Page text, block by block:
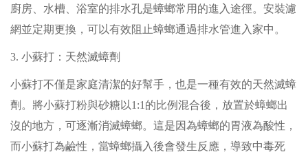
廚房、水槽、浴室的排水孔是蟑螂常用的進入途徑。安裝濾
網並定期更換，可以有效阻止蟑螂通過排水管進入家中。
3. 小蘇打：天然滅蟑劑
小蘇打不僅是家庭清潔的好幫手，也是一種有效的天然滅蟑
劑。將小蘇打粉與砂糖以1:1的比例混合後，放置於蟑螂出
沒的地方，可逐漸消滅蟑螂。這是因為蟑螂的胃液為酸性，
而小蘇打為鹼性，當蟑螂攝入後會發生反應，導致中毒死